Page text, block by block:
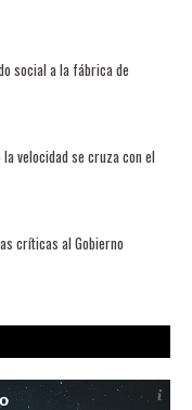
social a la fábrica de
velocidad se cruza con el
críticas al Gobierno